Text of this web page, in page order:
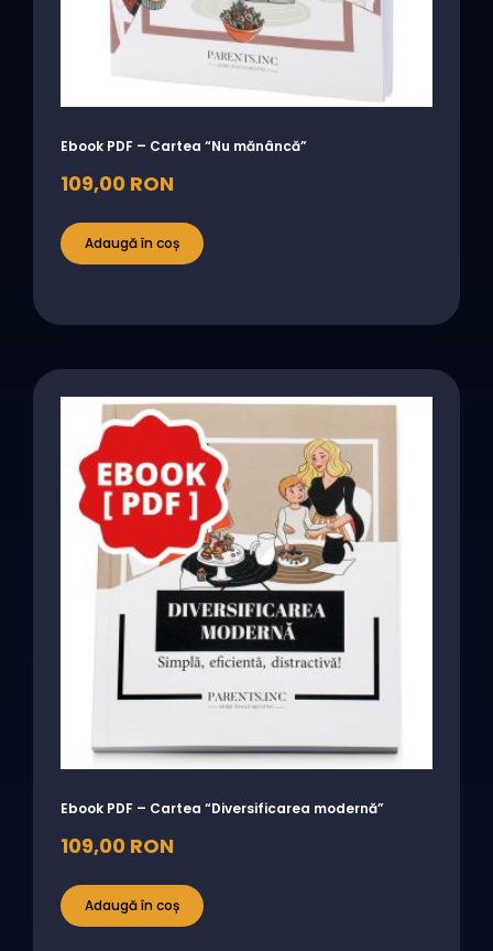
Ebook PDF – Cartea “Nu mănâncă”
109,00 RON
Adaugă în coș
Ebook PDF – Cartea “Diversificarea modernă”
109,00 RON
Adaugă în coș